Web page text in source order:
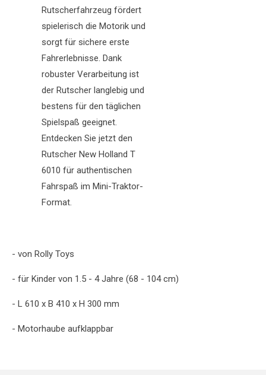
Rutscherfahrzeug fördert
spielerisch die Motorik und
sorgt für sichere erste
Fahrerlebnisse. Dank
robuster Verarbeitung ist
der Rutscher langlebig und
bestens für den täglichen
Spielspaß geeignet.
Entdecken Sie jetzt den
Rutscher New Holland T
6010 für authentischen
Fahrspaß im Mini-Traktor-
Format.
- von Rolly Toys
- für Kinder von 1.5 - 4 Jahre (68 - 104 cm)
- L 610 x B 410 x H 300 mm
- Motorhaube aufklappbar